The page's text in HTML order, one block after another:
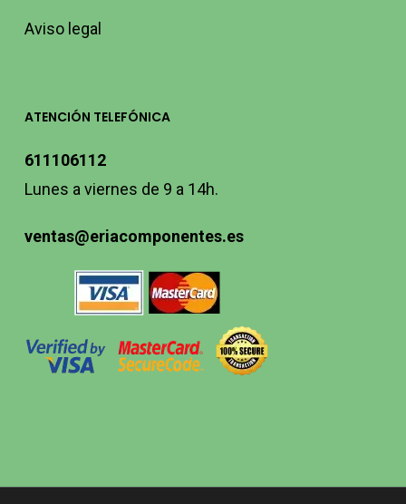
Aviso legal
ATENCIÓN TELEFÓNICA
611106112
Lunes a viernes de 9 a 14h.
ventas@eriacomponentes.es